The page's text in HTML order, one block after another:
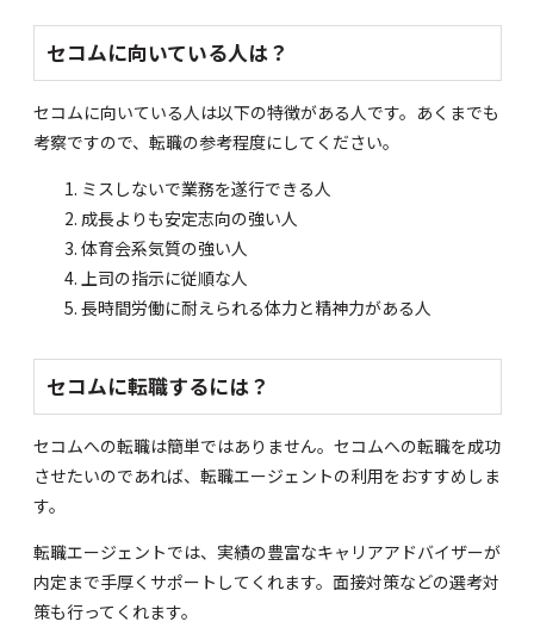
セコムに向いている人は？
セコムに向いている人は以下の特徴がある人です。あくまでも
考察ですので、転職の参考程度にしてください。
ミスしないで業務を遂行できる人
成長よりも安定志向の強い人
体育会系気質の強い人
上司の指示に従順な人
長時間労働に耐えられる体力と精神力がある人
セコムに転職するには？
セコムへの転職は簡単ではありません。セコムへの転職を成功
させたいのであれば、転職エージェントの利用をおすすめしま
す。
転職エージェントでは、実績の豊富なキャリアアドバイザーが
内定まで手厚くサポートしてくれます。面接対策などの選考対
策も行ってくれます。